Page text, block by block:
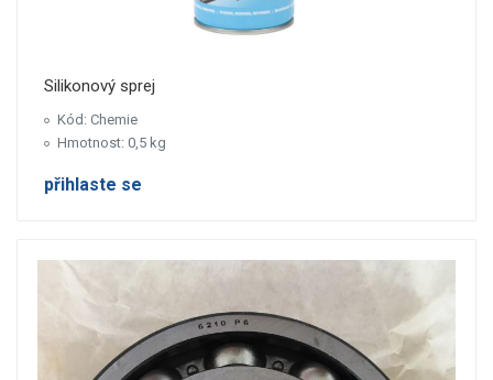
Silikonový sprej
Kód: Chemie
Hmotnost: 0,5 kg
přihlaste se